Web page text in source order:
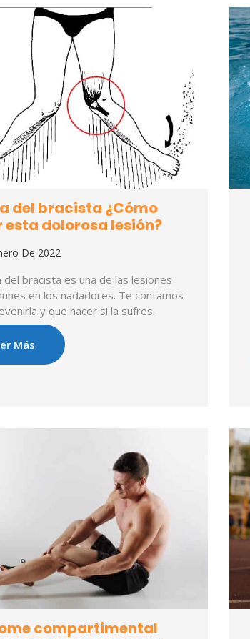
del bracista ¿Cómo
dolorosa lesión?
De 2022
del bracista es una de las lesiones
en los nadadores. Te contamos
y que hacer si la sufres.
Más
compartimental